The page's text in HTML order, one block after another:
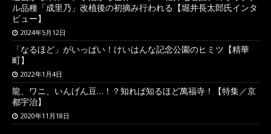
ル品種「成里乃」改植後の初摘み行われる【堀井長太郎氏インタ
ビュー】
2024年5月12日
「なるほど」がいっぱい！けいはんな記念公園のヒミツ【精華
町】
2022年1月4日
龍、ワニ、いんげん豆…！？知れば知るほど萬福寺！【特集／京
都宇治】
2020年11月18日